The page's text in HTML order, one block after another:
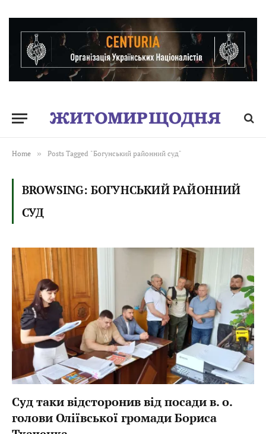
Home » Posts Tagged "Богунський районний суд"
BROWSING: БОГУНСЬКИЙ РАЙОННИЙ
СУД
Суд таки відсторонив від посади в. о.
голови Оліївської громади Бориса